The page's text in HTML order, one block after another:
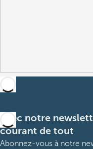
Avec notre
courant de tout
Abonnez-vous à notre